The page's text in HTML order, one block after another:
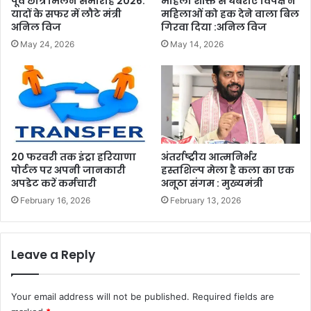
यादों के सफर में लौटे मंत्री
अनिल विज
May 24, 2026
महिलाओं को हक देने वाला बिल
गिरवा दिया :अनिल विज
May 14, 2026
20 फरवरी तक इंट्रा हरियाणा
पोर्टल पर अपनी जानकारी
अपडेट करें कर्मचारी
February 16, 2026
अंतर्राष्ट्रीय आत्मनिर्भर
हस्तशिल्प मेला है कला का एक
अनूठा संगम : मुख्यमंत्री
February 13, 2026
Leave a Reply
Your email address will not be published. Required fields are